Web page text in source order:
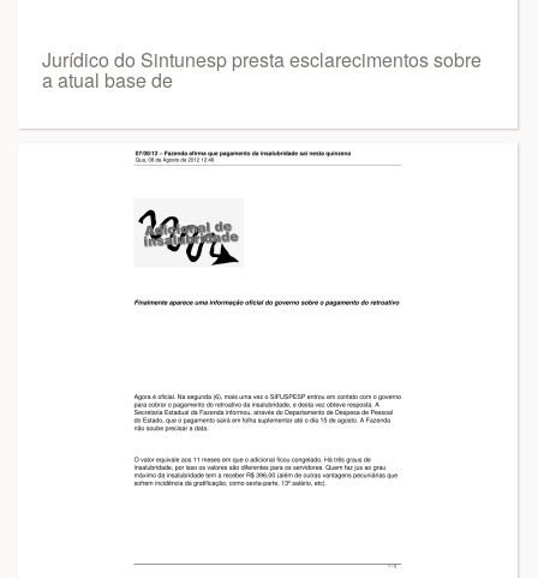
Jurídico do Sintunesp presta esclarecimentos sobre
a atual base de